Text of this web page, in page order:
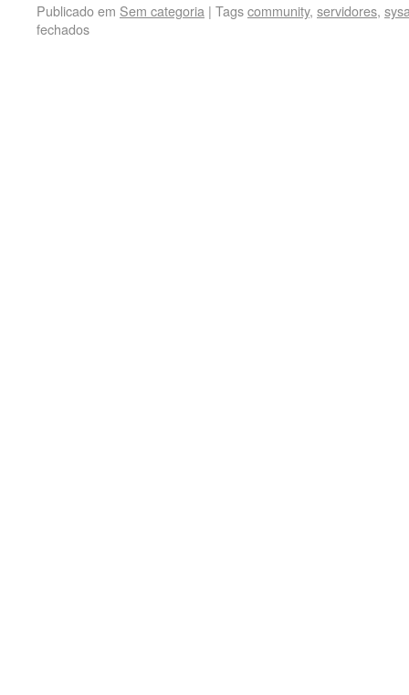
Publicado em Sem categoria | Tagscommunity, servidores,
fechados